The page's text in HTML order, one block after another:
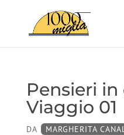
Pensieri
Viaggio 01
DA MARGHERITA